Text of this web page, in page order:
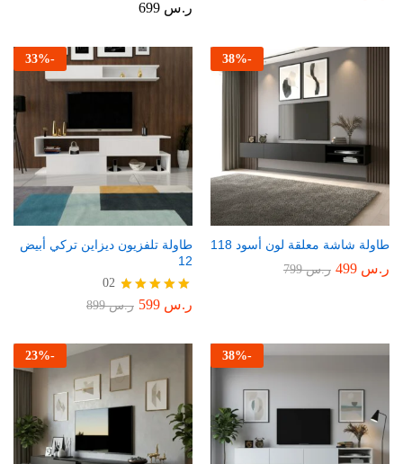
ر.س
-
38%
طاولة شاشة معلقة لون أسود 118
ر.س ر.س799
-
33%
طاولة تلفزيون ديزاين تركي أبيض
12
تم التقييم
02
ر.س ر.س899
-
38%
-
23%